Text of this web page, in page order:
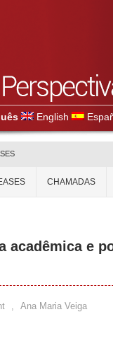
English
CHAMADAS
acadêmica e
, Ana Maria Veiga